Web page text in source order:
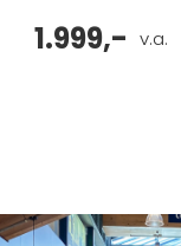
v.a.
1.999,-